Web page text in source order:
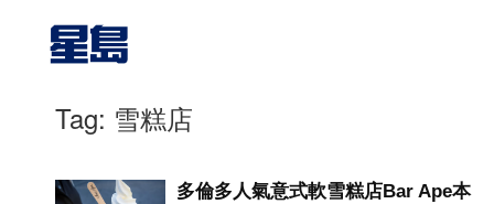
Tag: 雪糕店
多倫多人氣意式軟雪糕店Bar Ape本